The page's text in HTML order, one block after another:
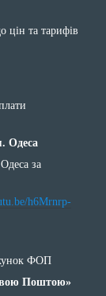
цін та тарифів
Одеса
за
h6Mrnrp-
ФОП
Поштою»